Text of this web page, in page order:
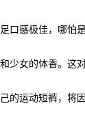
感极佳，哪怕是
少女的体香。这
的运动短裤，将